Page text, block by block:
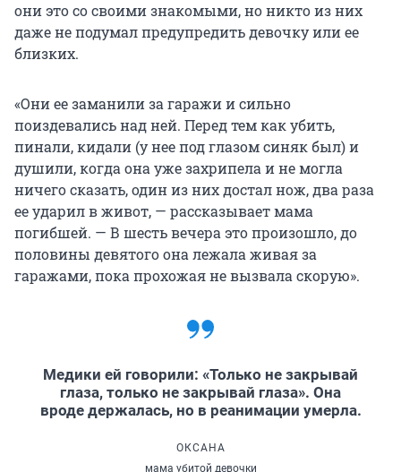
они это со своими знакомыми, но никто из них
даже не подумал предупредить девочку или ее
близких.
«Они ее заманили за гаражи и сильно
поиздевались над ней. Перед тем как убить,
пинали, кидали (у нее под глазом синяк был) и
душили, когда она уже захрипела и не могла
ничего сказать, один из них достал нож, два раза
ее ударил в живот, — рассказывает мама
погибшей. — В шесть вечера это произошло, до
половины девятого она лежала живая за
гаражами, пока прохожая не вызвала скорую».
Медики ей говорили: «Только не закрывай
глаза, только не закрывай глаза». Она
вроде держалась, но в реанимации умерла.
ОКСАНА
мама убитой девочки